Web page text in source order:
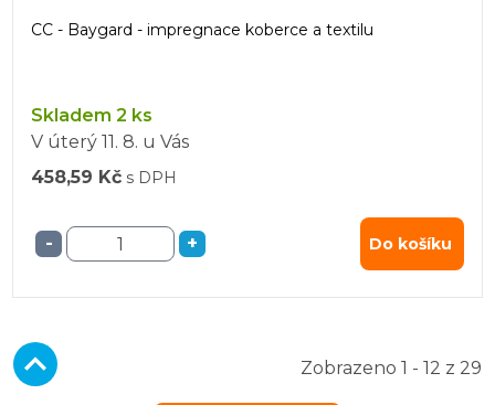
CC - Baygard - impregnace koberce a textilu
Skladem 2 ks
V úterý 11. 8. u Vás
458,59 Kč s DPH
- + Do košíku
Zobrazeno 1 - 12 z 29